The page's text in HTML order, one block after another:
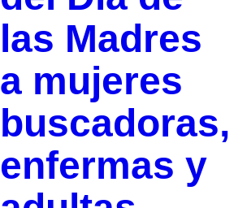
las Madres
a mujeres
buscadoras,
enfermas y